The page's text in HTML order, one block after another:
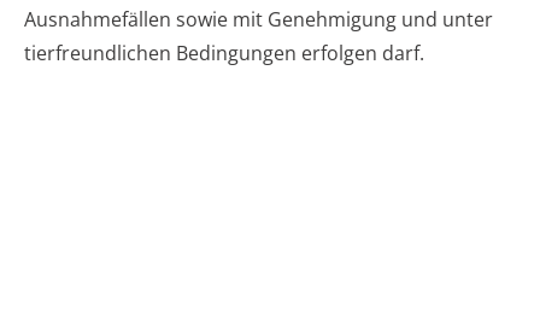
Ausnahmefällen sowie mit Genehmigung und unter
tierfreundlichen Bedingungen erfolgen darf.